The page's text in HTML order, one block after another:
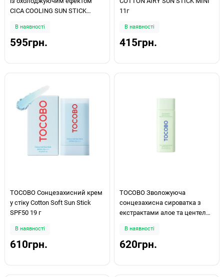
CICA COOLING SUN STICK
В наявності
595грн.
11г
В наявності
415грн.
TOCOBO Сонцезахисний крем
у стіку Cotton Soft Sun Stick
SPF50 19 г
В наявності
610грн.
TOCOBO Зволожуюча
сонцезахисна сироватка з
екстрактами алое та центели
PA++++ 50ml
В наявності
620грн.